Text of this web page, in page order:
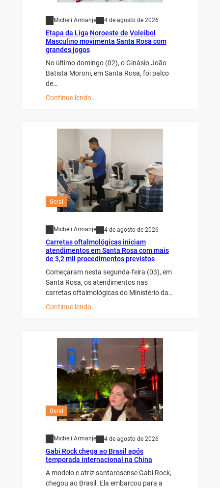
Micheli Armanje 4 de agosto de 2026
Etapa da Liga Noroeste de Voleibol
Masculino movimenta Santa Rosa com
grandes jogos
No último domingo (02), o Ginásio João
Batista Moroni, em Santa Rosa, foi palco
de…
Continue lendo…
Geral
Micheli Armanje 4 de agosto de 2026
Carretas oftalmológicas iniciam
atendimentos em Santa Rosa com mais
de 3,2 mil procedimentos previstos
Começaram nesta segunda-feira (03), em
Santa Rosa, os atendimentos nas
carretas oftalmológicas do Ministério da…
Continue lendo…
Geral
Micheli Armanje 4 de agosto de 2026
Gabi Rock chega ao Brasil após
temporada internacional na China
A modelo e atriz santarosense Gabi Rock,
chegou ao Brasil. Ela embarcou para a